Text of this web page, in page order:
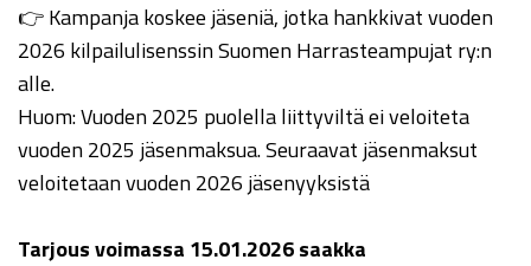
👉 Kampanja koskee jäseniä, jotka hankkivat vuoden
2026 kilpailulisenssin Suomen Harrasteampujat ry:n
alle.
Huom:Vuoden 2025 puolella liittyviltä ei veloiteta
vuoden 2025 jäsenmaksua. Seuraavat jäsenmaksut
veloitetaan vuoden 2026 jäsenyyksistä
Tarjous voimassa 15.01.2026 saakka